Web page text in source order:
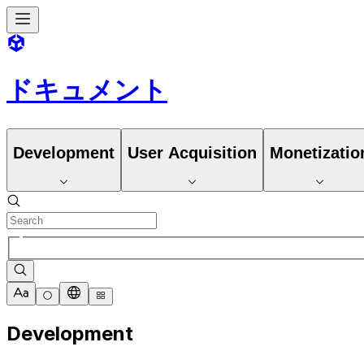
ドキュメント
Development User Acquisition
Development